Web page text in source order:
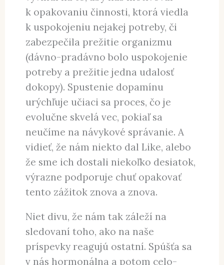
k opakovaniu činnosti, ktorá viedla
k uspokojeniu nejakej potreby, či
zabezpečila prežitie organizmu
(dávno-pradávno bolo uspokojenie
potreby a prežitie jedna udalosť
dokopy). Spustenie dopamínu
urýchľuje učiaci sa proces, čo je
evolučne skvelá vec, pokiaľ sa
neučíme na návykové správanie. A
vidieť, že nám niekto dal Like, alebo
že sme ich dostali niekoľko desiatok,
výrazne podporuje chuť opakovať
tento zážitok znova a znova.
Niet divu, že nám tak záleží na
sledovaní toho, ako na naše
príspevky reagujú ostatní. Spúšťa sa
v nás hormonálna a potom celo-